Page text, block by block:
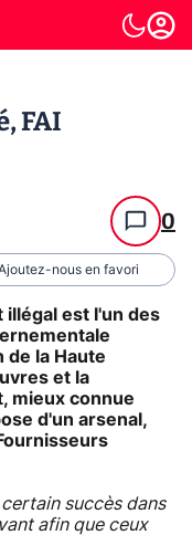
FAI
0
nous en favori
illégal est l'un des
la Haute
et la
mieux connue
d'un arsenal,
succès dans
afin que ceux